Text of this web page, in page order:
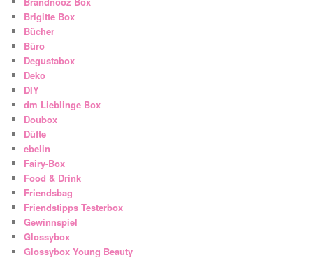
Brigitte Box
Bücher
Büro
Degustabox
Deko
DIY
dm Lieblinge Box
Doubox
Düfte
ebelin
Fairy-Box
Food & Drink
Friendsbag
Friendstipps Testerbox
Gewinnspiel
Glossybox
Glossybox Young Beauty